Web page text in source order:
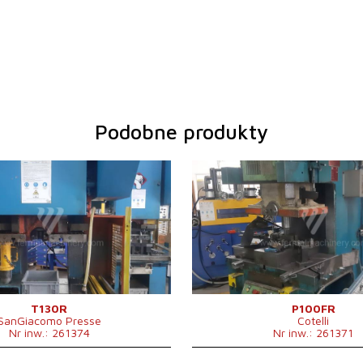
Podobne produkty
kształtująca prasy130 t
600 x 1100 mm
nie
T130R
Presse
Nr inw.: 261374
Rok produkcji:
Nominalna siła kształtująca prasy
Rozmiary stołu
System sterowania
P100FR
Cotelli
Nr inw.: 261371